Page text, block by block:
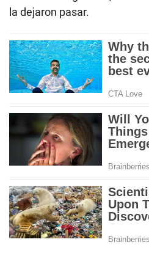
la dejaron pasar.